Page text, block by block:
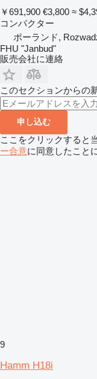
￥691,900 €3,800 ≈
コンパクター
ポーランド,
FHU "Janbud"
販売会社に連絡
このセクションからの
申し込む
ここをクリックすると
ー合意に同意したこと
9
Hamm H18i